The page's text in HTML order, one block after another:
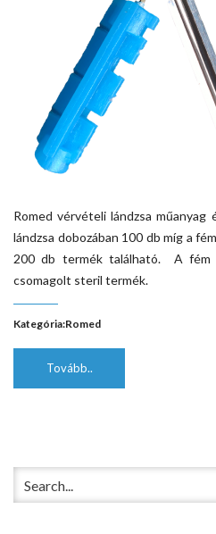
Romed vérvételi lándzsa
lándzsa dobozában 100 db míg a
200 db termék található. A fém
csomagolt steril termék.
Kategória:Romed
Tovább..